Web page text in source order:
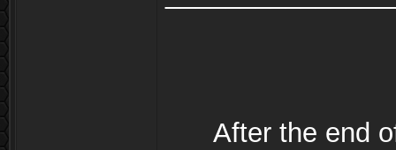
After the end